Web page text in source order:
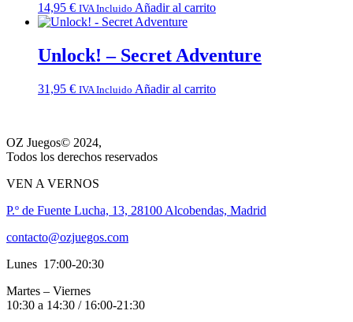
14,95 € IVA Incluido Añadir al carrito
Unlock! – Secret Adventure
31,95 € IVA Incluido Añadir al carrito
OZ Juegos© 2024,
Todos los derechos reservados
VEN A VERNOS
P.º de Fuente Lucha, 13, 28100 Alcobendas, Madrid
contacto@ozjuegos.com
Lunes 17:00-20:30
Martes – Viernes
10:30 a 14:30 / 16:00-21:30